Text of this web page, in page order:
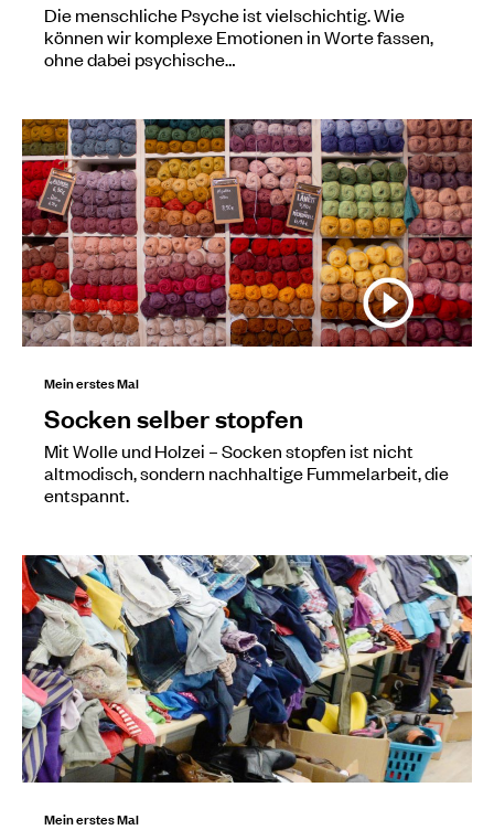
Die menschliche Psyche ist vielschichtig. Wie
können wir komplexe Emotionen in Worte fassen,
ohne dabei psychische…
Mein erstes Mal
Socken selber stopfen
Mit Wolle und Holzei – Socken stopfen ist nicht
altmodisch, sondern nachhaltige Fummelarbeit, die
entspannt.
Mein erstes Mal